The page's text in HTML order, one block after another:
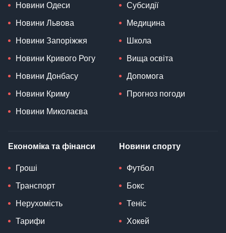
Новини Одеси
Новини Львова
Новини Запоріжжя
Новини Кривого Рогу
Новини Донбасу
Новини Криму
Новини Миколаєва
Субсидії
Медицина
Школа
Вища освіта
Допомога
Прогноз погоди
Економіка та фінанси
Гроші
Транспорт
Нерухомість
Тарифи
Новини спорту
Футбол
Бокс
Теніс
Хокей